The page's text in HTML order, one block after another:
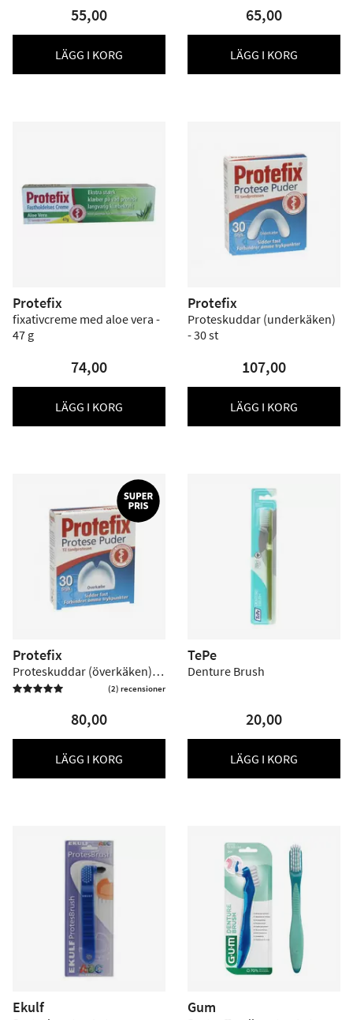
55,00
LÄGG I KORG
65,00
LÄGG I KORG
Protefix
fixativcreme med aloe vera -
47 g
74,00
LÄGG I KORG
Protefix
Proteskuddar (underkäken)
- 30 st
107,00
LÄGG I KORG
Protefix
Proteskuddar (överkäken) -
30 st
 (2) recensioner
80,00
LÄGG I KORG
TePe
Denture Brush
20,00
LÄGG I KORG
Ekulf Gum